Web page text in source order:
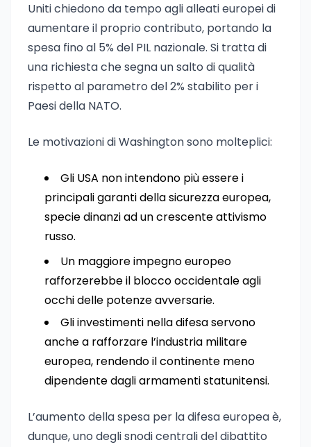
Uniti chiedono da tempo agli alleati europei di
aumentare il proprio contributo, portando la
spesa fino al 5% del PIL nazionale. Si tratta di
una richiesta che segna un salto di qualità
rispetto al parametro del 2% stabilito per i
Paesi della NATO.
Le motivazioni di Washington sono molteplici:
Gli USA non intendono più essere i
principali garanti della sicurezza europea,
specie dinanzi ad un crescente attivismo
russo.
Un maggiore impegno europeo
rafforzerebbe il blocco occidentale agli
occhi delle potenze avversarie.
Gli investimenti nella difesa servono
anche a rafforzare l’industria militare
europea, rendendo il continente meno
dipendente dagli armamenti statunitensi.
L’aumento della spesa per la difesa europea è,
dunque, uno degli snodi centrali del dibattito